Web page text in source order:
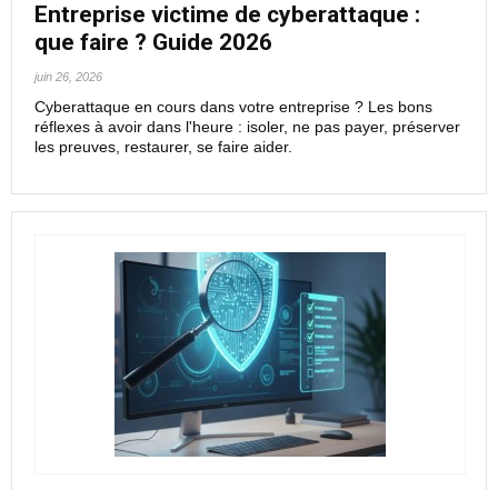
Entreprise victime de cyberattaque :
que faire ? Guide 2026
juin 26, 2026
Cyberattaque en cours dans votre entreprise ? Les bons
réflexes à avoir dans l'heure : isoler, ne pas payer, préserver
les preuves, restaurer, se faire aider.